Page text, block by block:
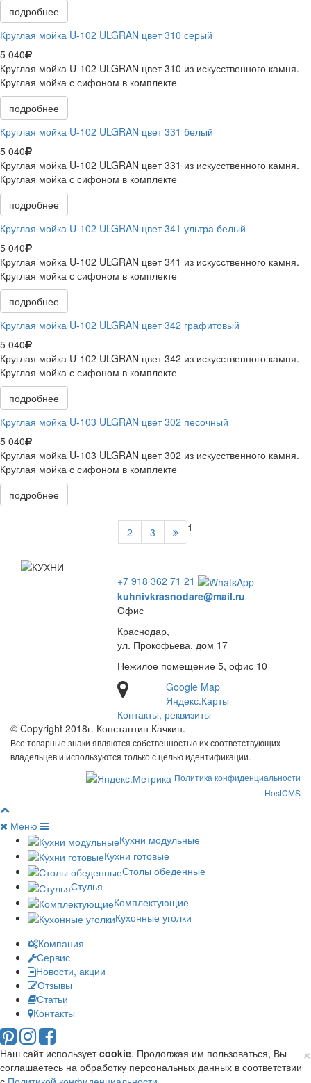
подробнее
Круглая мойка U-102 ULGRAN цвет 310 серый
5 040
Круглая мойка U-102 ULGRAN цвет 310 из искусственного камня.
Круглая мойка с сифоном в комплекте
подробнее
Круглая мойка U-102 ULGRAN цвет 331 белый
5 040
Круглая мойка U-102 ULGRAN цвет 331 из искусственного камня.
Круглая мойка с сифоном в комплекте
подробнее
Круглая мойка U-102 ULGRAN цвет 341 ультра белый
5 040
Круглая мойка U-102 ULGRAN цвет 341 из искусственного камня.
Круглая мойка с сифоном в комплекте
подробнее
Круглая мойка U-102 ULGRAN цвет 342 графитовый
5 040
Круглая мойка U-102 ULGRAN цвет 342 из искусственного камня.
Круглая мойка с сифоном в комплекте
подробнее
Круглая мойка U-103 ULGRAN цвет 302 песочный
5 040
Круглая мойка U-103 ULGRAN цвет 302 из искусственного камня.
Круглая мойка с сифоном в комплекте
подробнее
1
2 3
+7 918 362 71 21
kuhnivkrasnodare@mail.ru
Офис
Краснодар,
ул. Прокофьева, дом 17
Нежилое помещение 5, офис 10
Google Map
Яндекс.Карты
Контакты, реквизиты
© Copyright 2018г. Константин Качкин.
Все товарные знаки являются собственностью их соответствующих
владельцев и используются только с целью идентификации.
Политика конфиденциальности
HostCMS
Меню
Кухни модульные
Кухни готовые
Столы обеденные
Стулья
Комплектующие
Кухонные уголки
Компания
Сервис
Новости, акции
Отзывы
Статьи
Контакты
×
Наш сайт используетcookie. Продолжая им пользоваться, Вы
соглашаетесь на обработку персональных данных в соответствии